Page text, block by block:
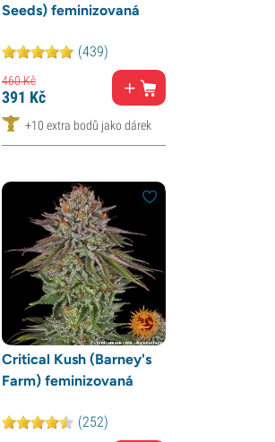
Seeds) feminizovaná
(439)
460Kč
391 Kč
+10 extra bodů jako dárek
Critical Kush (Barney's
Farm) feminizovaná
(252)